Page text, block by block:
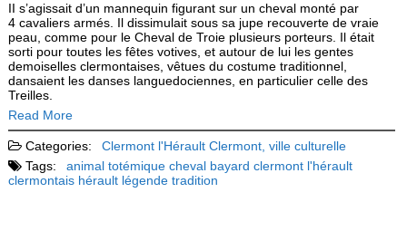
II s’agissait d’un mannequin figurant sur un cheval monté par
4 cavaliers armés. Il dissimulait sous sa jupe recouverte de vraie
peau, comme pour le Cheval de Troie plusieurs porteurs. Il était
sorti pour toutes les fêtes votives, et autour de lui les gentes
demoiselles clermontaises, vêtues du costume traditionnel,
dansaient les danses lan­guedociennes, en particulier celle des
Treilles.
Read More
Categories: Clermont l'Hérault Clermont, ville culturelle
Tags:
animal totémique cheval bayard clermont l'hérault
clermontais hérault légende tradition